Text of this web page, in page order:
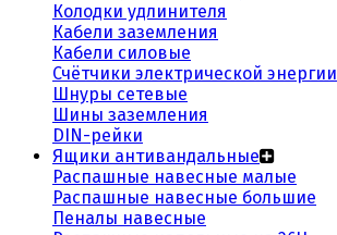
Колодки удлинителя
Кабели заземления
Кабели силовые
Счётчики электрической энергии
Шнуры сетевые
Шины заземления
DIN-рейки
Ящики антивандальные
Распашные навесные малые
Распашные навесные большие
Пеналы навесные